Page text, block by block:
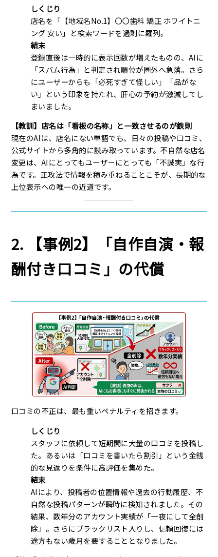
しくじり
店名を「【地域名No.1】〇〇歯科 矯正 ホワイトニ
ング 安い」と検索ワードを過剰に羅列。
結末
登録直後は一時的に表示回数が増えたものの、AIに
「スパム行為」と判定され順位が圏外へ急落。さら
にユーザーからも「必死すぎて怪しい」「品がな
い」という印象を持たれ、肝心の予約が激減してし
まいました。
【教訓】店名は「看板の名称」と一致させるのが鉄則
現在のAIは、店名にない単語でも、日々の投稿や口コミ、
公式サイトから多角的に読み取っています。不自然な店名
変更は、AIにとってもユーザーにとっても「不誠実」な行
為です。正攻法で情報を積み重ねることこそが、長期的な
上位表示への唯一の近道です。
2. 【事例2】「自作自演・報
酬付き口コミ」の代償
口コミの不正は、最も重いペナルティを招きます。
しくじり
スタッフに依頼して短期間に大量の口コミを投稿し
た。あるいは「口コミを書いたら割引」という金銭
的な見返りを条件に高評価を集めた。
結末
AIにより、投稿者の位置情報や過去の行動履歴、不
自然な投稿パターンが瞬時に検知されました。その
結果、数年分のアカウント実績が「一夜にして全削
除」。さらにブラックリスト入りし、信頼回復には
途方もない歳月を要することとなりました。